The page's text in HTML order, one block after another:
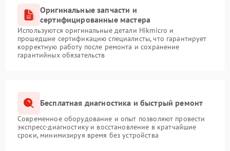
Оригинальные запчасти и
сертифицированные мастера
Используются оригинальные детали Hikmicro и
прошедшие сертификацию специалисты, что гарантирует
корректную работу после ремонта и сохранение
гарантийных обязательств
Бесплатная диагностика и быстрый ремонт
Современное оборудование и опыт позволяют провести
экспресс-диагностику и восстановление в кратчайшие
сроки, минимизируя время без устройства